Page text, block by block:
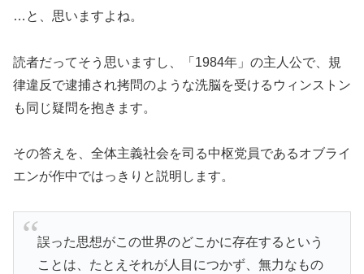
…と、思いますよね。
読者だってそう思いますし、「1984年」の主人公で、規
律違反で逮捕され拷問のような洗脳を受けるウィンストン
も同じ疑問を抱きます。
その答えを、全体主義社会を司る中枢党員であるオブライ
エンが作中ではっきりと説明します。
誤った思想がこの世界のどこかに存在するという
ことは、たとえそれが人目につかず、無力なもの